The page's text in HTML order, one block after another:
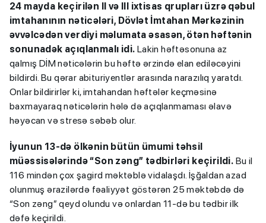
24 mayda keçirilən II və III ixtisas qrupları üzrə qəbul
imtahanının nəticələri, Dövlət İmtahan Mərkəzinin
əvvəlcədən verdiyi məlumata əsasən, ötən həftənin
sonunadək açıqlanmalı idi. Lakin həftəsonuna az
qalmış DİM nəticələrin bu həftə ərzində elan ediləcəyini
bildirdi. Bu qərar abituriyentlər arasında narazılıq yaratdı.
Onlar bildirirlər ki, imtahandan həftələr keçməsinə
baxmayaraq nəticələrin hələ də açıqlanmaması əlavə
həyəcan və stresə səbəb olur.
İyunun 13-də ölkənin bütün ümumi təhsil
müəssisələrində “Son zəng” tədbirləri keçirildi. Bu il
116 mindən çox şagird məktəblə vidalaşdı. İşğaldan azad
olunmuş ərazilərdə fəaliyyət göstərən 25 məktəbdə də
“Son zəng” qeyd olundu və onlardan 11-də bu tədbir ilk
dəfə keçirildi.